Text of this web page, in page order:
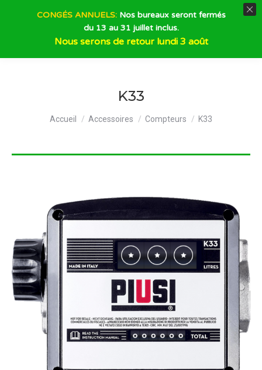
K33
Vous êtes ici :
Accueil Accessoires Compteurs K33
CONGÉS ANNUELS:Nos bureaux seront fermés
du 13 au 31 juillet inclus.
Nous serons de retour lundi 3 août